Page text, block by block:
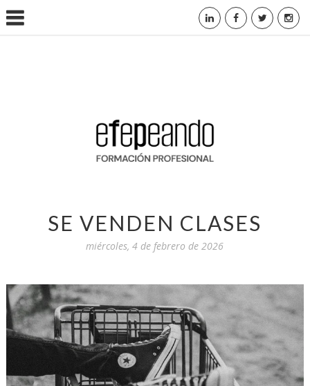
SE VENDEN CLASES
miércoles, 4 de febrero de 2026